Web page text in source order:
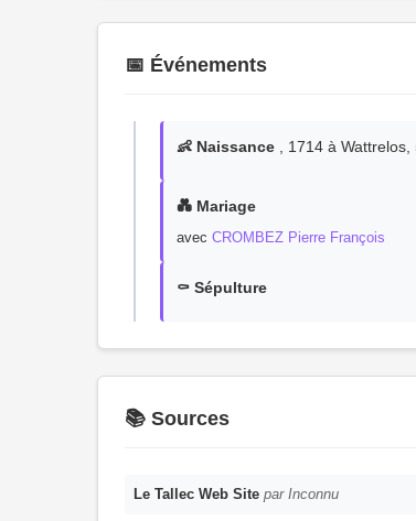
📅 Événements
👶 Naissance , 1714 à
💑 Mariage
avec CROMBEZ Pierre François
⚰️ Sépulture
📚 Sources
Le Tallec Web Site par Inconnu